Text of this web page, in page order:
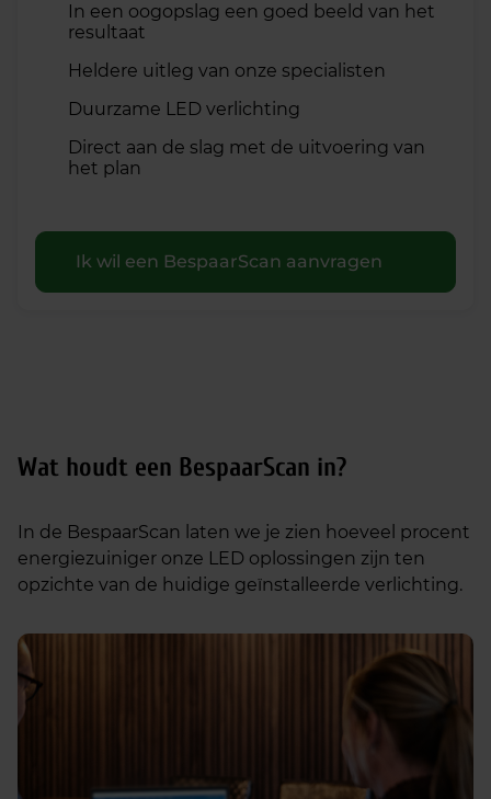
In een oogopslag een goed beeld van het
resultaat
Heldere uitleg van onze specialisten
Duurzame LED verlichting
Direct aan de slag met de uitvoering van
het plan
Ik wil een BespaarScan aanvragen
Wat houdt een BespaarScan in?
In de BespaarScan laten we je zien hoeveel procent
energiezuiniger onze LED oplossingen zijn ten
opzichte van de huidige geïnstalleerde verlichting.